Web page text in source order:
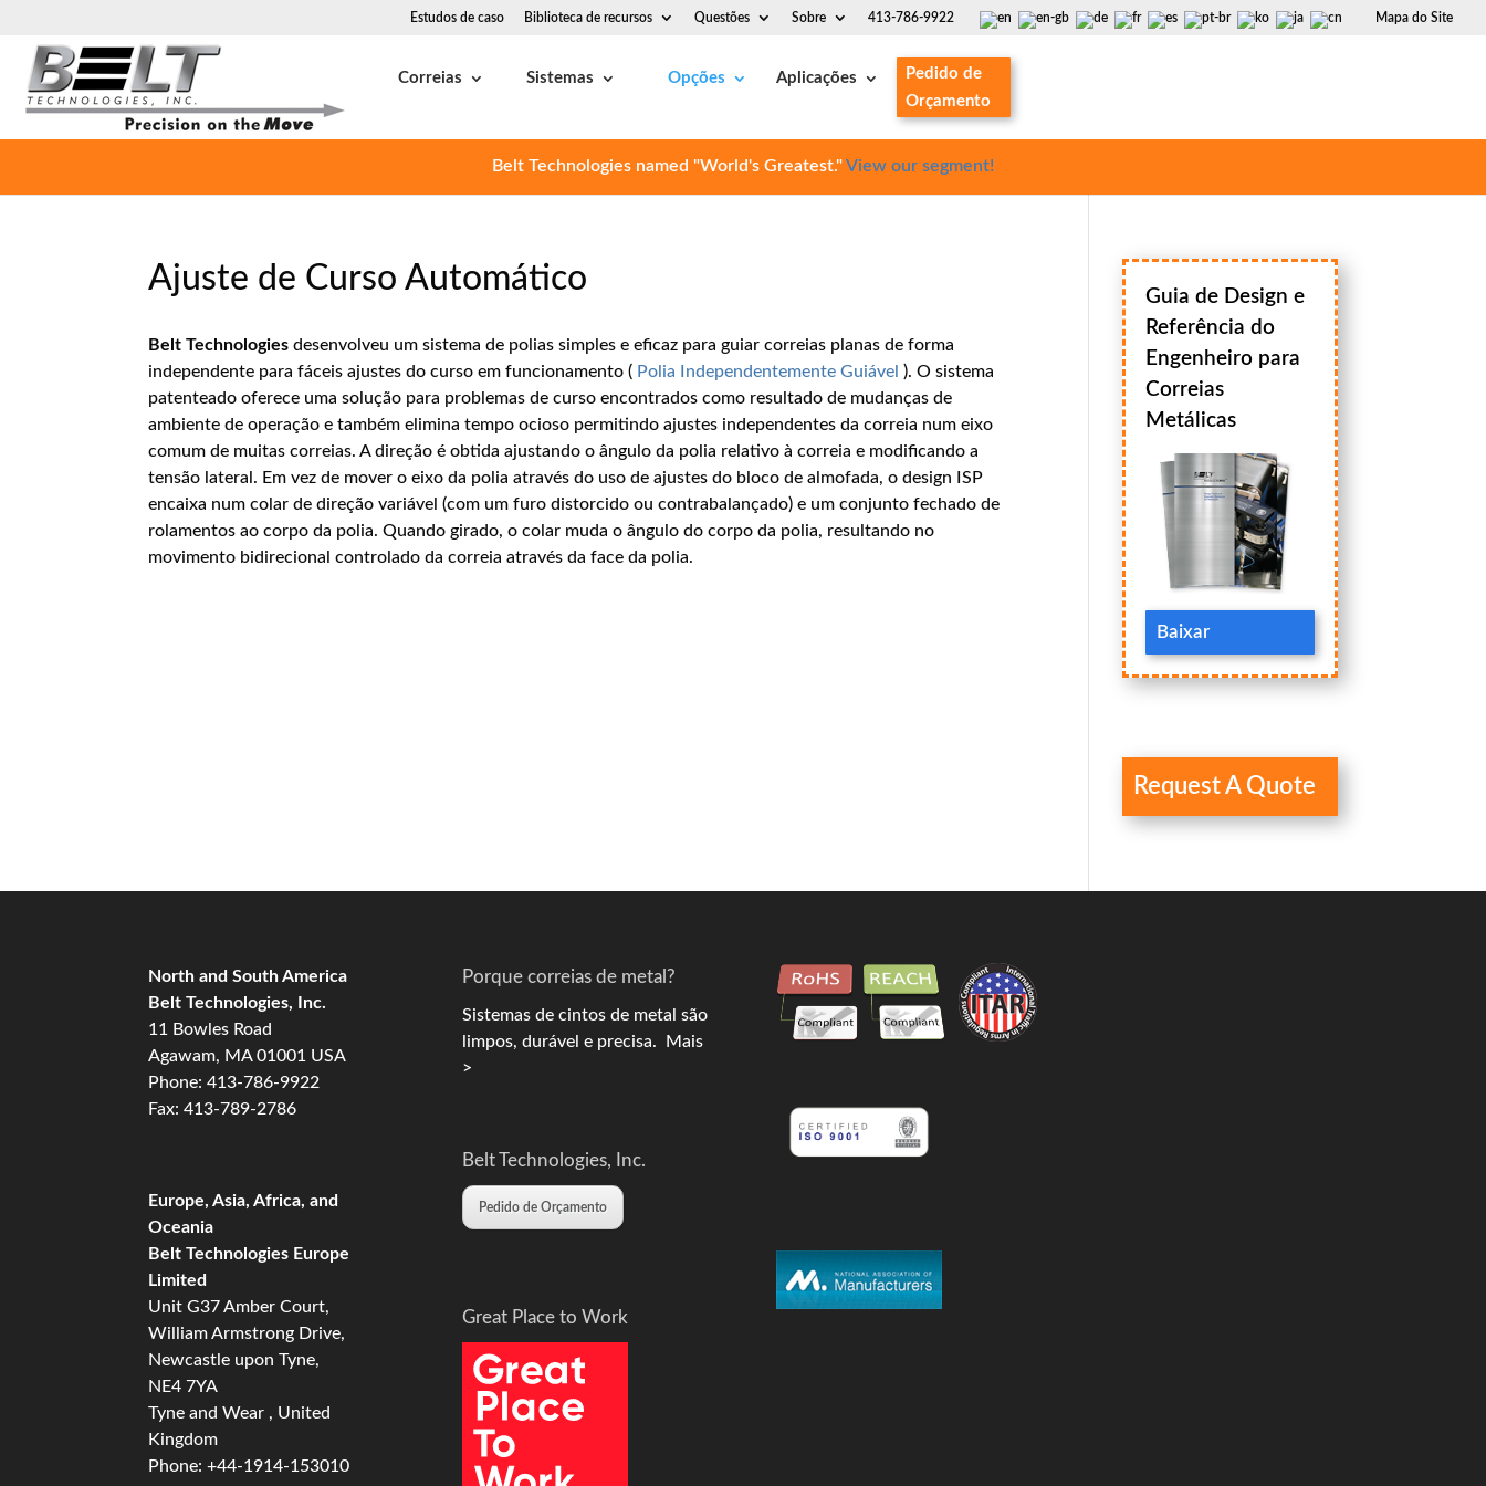
Mapa do Site
Estudos de caso Biblioteca de recursos Questões Sobre 413-786-9922
Correias Sistemas Opções Aplicações
Pedido de
Orçamento
Belt Technologies named "World's Greatest."View our segment!
Ajuste de Curso Automático
Belt Technologies desenvolveu um sistema de polias simples e eficaz para guiar correias planas de forma
independente para fáceis ajustes do curso em funcionamento ( Polia Independentemente Guiável ). O sistema
patenteado oferece uma solução para problemas de curso encontrados como resultado de mudanças de
ambiente de operação e também elimina tempo ocioso permitindo ajustes independentes da correia num eixo
comum de muitas correias. A direção é obtida ajustando o ângulo da polia relativo à correia e modificando a
tensão lateral. Em vez de mover o eixo da polia através do uso de ajustes do bloco de almofada, o design ISP
encaixa num colar de direção variável (com um furo distorcido ou contrabalançado) e um conjunto fechado de
rolamentos ao corpo da polia. Quando girado, o colar muda o ângulo do corpo da polia, resultando no
movimento bidirecional controlado da correia através da face da polia.
Guia de Design e
Referência do
Engenheiro para
Correias
Metálicas
Baixar
Request A Quote
North and South America
Belt Technologies, Inc.
11 Bowles Road
Agawam, MA 01001 USA
Phone: 413-786-9922
Fax: 413-789-2786
Europe, Asia, Africa, and
Oceania
Belt Technologies Europe
Limited
Unit G37 Amber Court,
William Armstrong Drive,
Newcastle upon Tyne,
NE4 7YA
Tyne and Wear , United
Kingdom
Phone: +44-1914-153010
Porque correias de metal?
Sistemas de cintos de metal são
limpos, durável e precisa. Mais
>
Belt Technologies, Inc.
Pedido de Orçamento
Great Place to Work